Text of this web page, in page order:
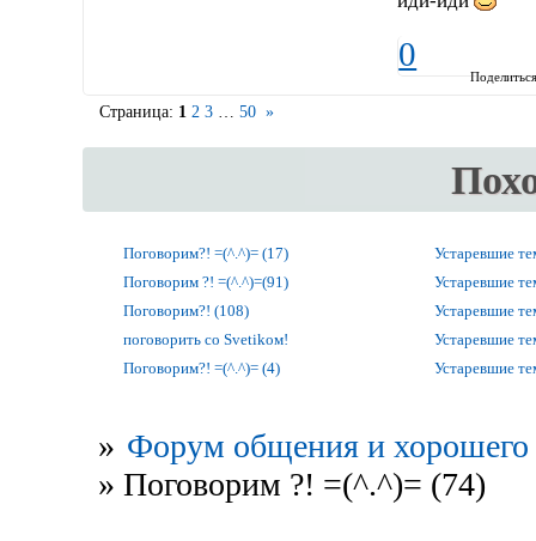
0
Страница: 1 2 3 … 50 »
Поговорим?! =(^.^)= (17)
Устаревшие
Поговорим ?! =(^.^)=(91)
Устаревшие
Поговорим?! (108)
Устаревшие
поговорить со Svetikом!
Устаревшие
Поговорим?! =(^.^)= (4)
Устаревшие
» Форум общения и хорошего
» Поговорим ?! =(^.^)= (74)